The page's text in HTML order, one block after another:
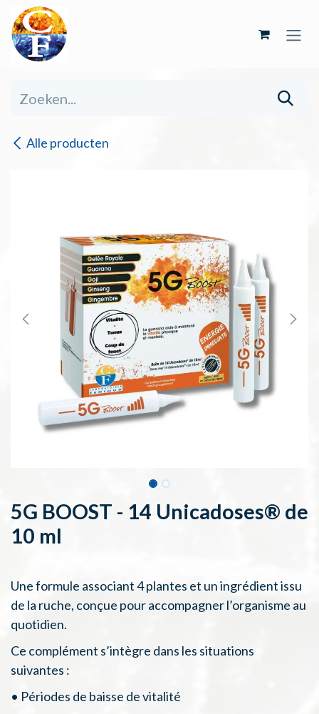
Overslaan naar inhoud
Alle producten
5G BOOST - 14 Unicadoses® de
10 ml
Une formule associant 4 plantes et un ingrédient issu
de la ruche, conçue pour accompagner l’organisme au
quotidien.
Ce complément s’intègre dans les situations
suivantes :
• Périodes de baisse de vitalité